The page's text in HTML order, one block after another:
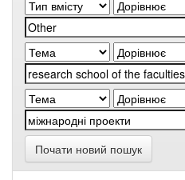
Почати новий пошук